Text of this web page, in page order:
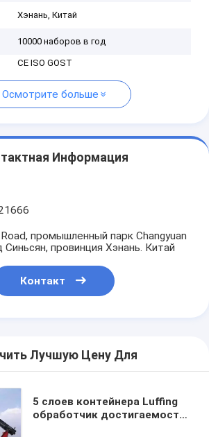
Хэнань, Китай
10000 наборов в год
CE ISO GOST
Осмотрите больше
Информация
промышленный парк Changyuan
Синьсян, провинция Хэнань. Китай
Контакт
Лучшую Цену Для
5 слоев контейнера Luffing
обработчик достигаемости